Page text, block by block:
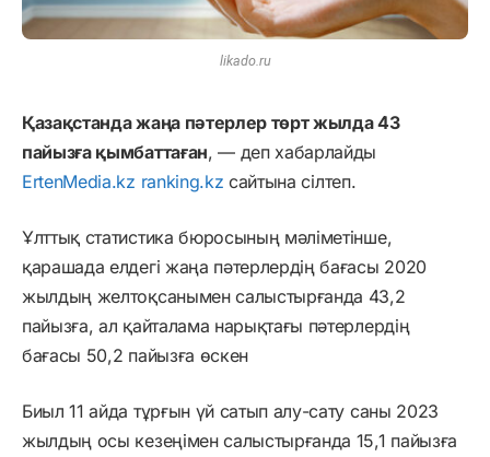
likado.ru
Қазақстанда жаңа пәтерлер төрт жылда 43
пайызға қымбаттаған, — деп хабарлайды
ErtenMedia.kz ranking.kz сайтына сілтеп.
Ұлттық статистика бюросының мәліметінше,
қарашада елдегі жаңа пәтерлердің бағасы 2020
жылдың желтоқсанымен салыстырғанда 43,2
пайызға, ал қайталама нарықтағы пәтерлердің
бағасы 50,2 пайызға өскен
Биыл 11 айда тұрғын үй сатып алу-сату саны 2023
жылдың осы кезеңімен салыстырғанда 15,1 пайызға